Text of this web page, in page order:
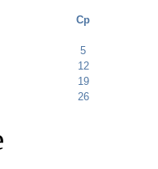
Ср
5
12
19
26